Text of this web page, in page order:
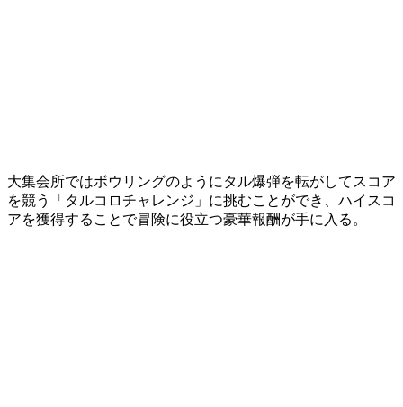
大集会所ではボウリングのようにタル爆弾を転がしてスコア
を競う「 タルコロチャレンジ 」に挑むことができ、ハイスコ
アを獲得することで冒険に役立つ豪華報酬が手に入る。